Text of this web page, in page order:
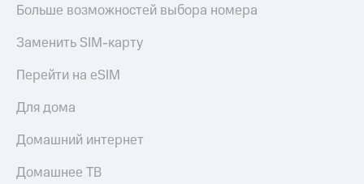
Больше возможностей выбора номера
Заменить SIM-карту
Перейти на eSIM
Для дома
Домашний интернет
Домашнее ТВ